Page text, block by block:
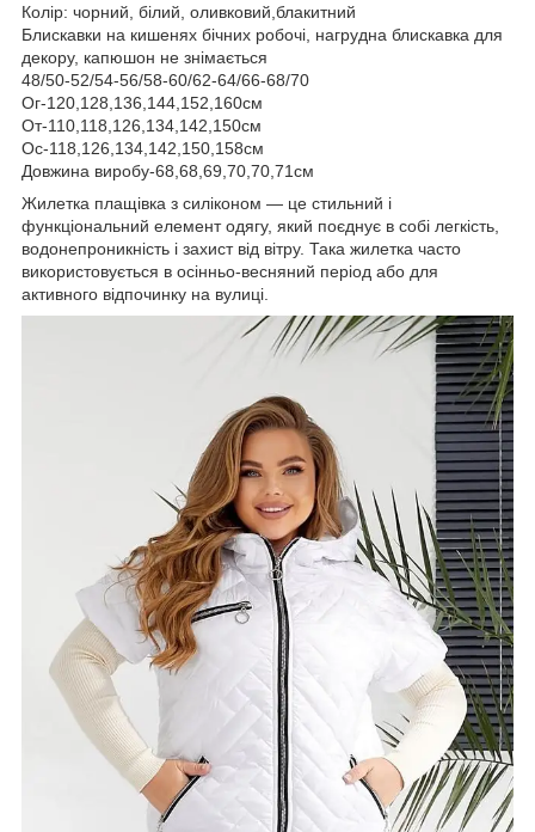
Колір: чорний, білий, оливковий,блакитний
Блискавки на кишенях бічних робочі, нагрудна блискавка для
декору, капюшон не знімається
48/50-52/54-56/58-60/62-64/66-68/70
Ог-120,128,136,144,152,160см
От-110,118,126,134,142,150см
Ос-118,126,134,142,150,158см
Довжина виробу-68,68,69,70,70,71см
Жилетка плащівка з силіконом — це стильний і
функціональний елемент одягу, який поєднує в собі легкість,
водонепроникність і захист від вітру. Така жилетка часто
використовується в осінньо-весняний період або для
активного відпочинку на вулиці.